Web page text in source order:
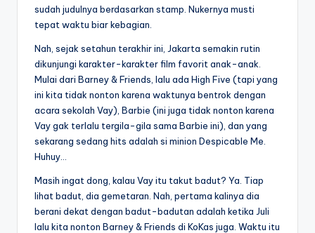
sudah judulnya berdasarkan stamp. Nukernya musti
tepat waktu biar kebagian.
Nah, sejak setahun terakhir ini, Jakarta semakin rutin
dikunjungi karakter-karakter film favorit anak-anak.
Mulai dari Barney & Friends, lalu ada High Five (tapi yang
ini kita tidak nonton karena waktunya bentrok dengan
acara sekolah Vay), Barbie (ini juga tidak nonton karena
Vay gak terlalu tergila-gila sama Barbie ini), dan yang
sekarang sedang hits adalah si minion Despicable Me.
Huhuy…
Masih ingat dong, kalau Vay itu takut badut? Ya. Tiap
lihat badut, dia gemetaran. Nah, pertama kalinya dia
berani dekat dengan badut-badutan adalah ketika Juli
lalu kita nonton Barney & Friends di KoKas juga. Waktu itu